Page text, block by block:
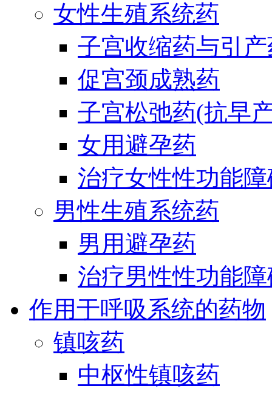
女性生殖系统药
子宫收缩药与引
促宫颈成熟药
子宫松弛药(抗早
女用避孕药
治疗女性性功能
男性生殖系统药
男用避孕药
治疗男性性功能
作用于呼吸系统的药物
镇咳药
中枢性镇咳药